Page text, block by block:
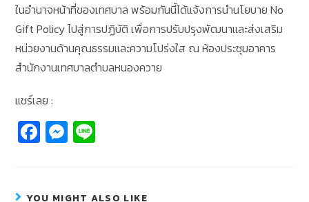
ในอำนาจหน้าที่ของเทศบาล พร้อมกันนี้ได้แจ้งการนำนโยบาย No
Gift Policy ไปสู่การปฏิบัติ เพื่อการปรับปรุงพัฒนาและส่งเสริม
หน่วยงานด้านคุณธรรมและความโปร่งใส ณ ห้องประชุมอาคาร
สำนักงานเทศบาลตำบลหนองควาย
แชร์เลย :
Fa
c
M
e
YOU MIGHT ALSO LIKE